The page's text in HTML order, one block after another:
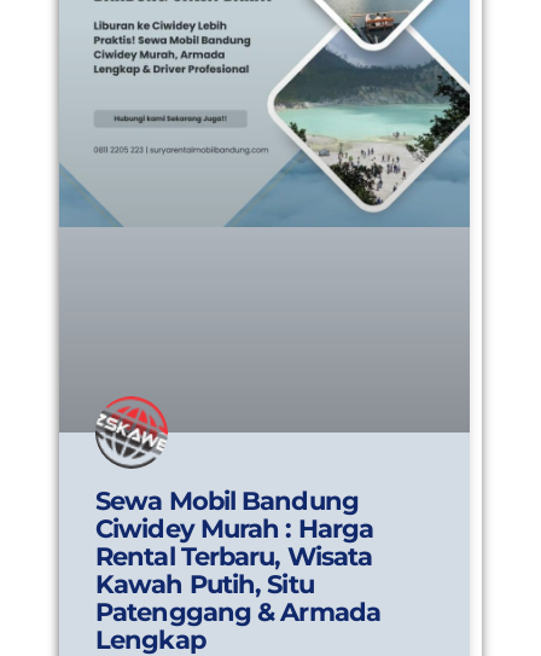
Sewa Mobil Bandung
Ciwidey Murah : Harga
Rental Terbaru, Wisata
Kawah Putih, Situ
Patenggang & Armada
Lengkap